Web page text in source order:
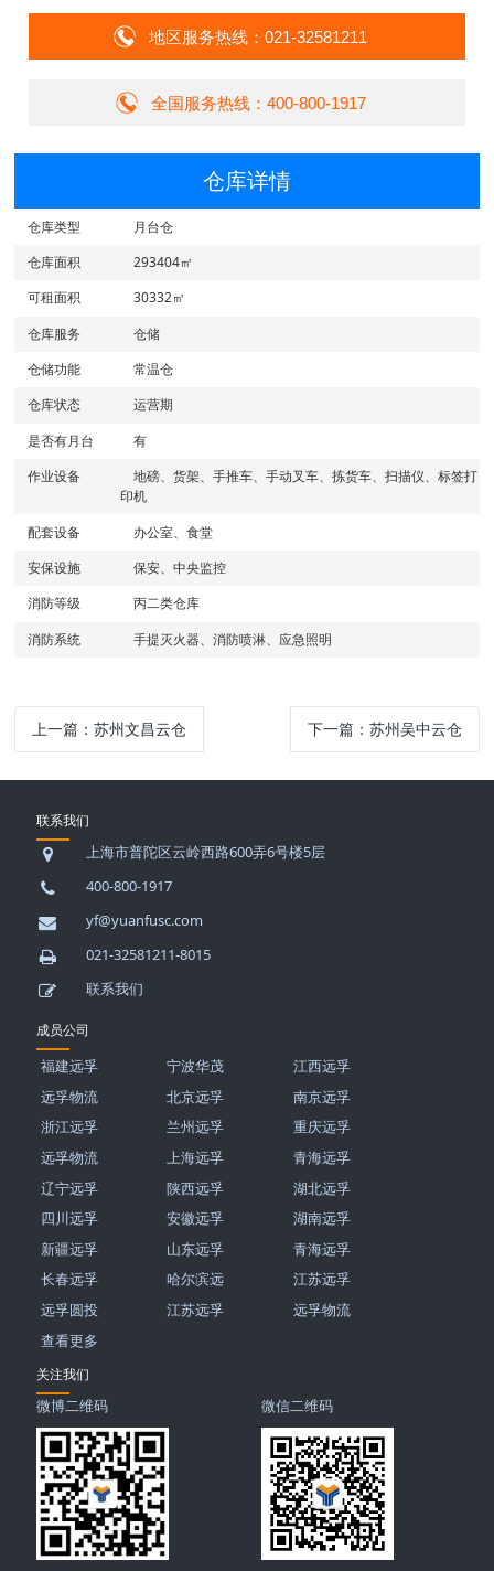
地区服务热线：021-32581211
全国服务热线：400-800-1917
仓库详情
仓库类型
月台仓
仓库面积
293404㎡
可租面积
30332㎡
仓库服务
仓储
仓储功能
常温仓
仓库状态
运营期
是否有月台
有
作业设备
地磅、货架、手推车、手动叉车、拣货车、扫描仪、标签打
印机
配套设备
办公室、食堂
安保设施
保安、中央监控
消防等级
丙二类仓库
消防系统
手提灭火器、消防喷淋、应急照明
上一篇：苏州文昌云仓 下一篇： 苏州吴中云仓
联系我们
上海市普陀区云岭西路600弄6号楼5层
400-800-1917
yf@yuanfusc.com
021-32581211-8015
联系我们
成员公司
福建远孚 宁波华茂
江西远孚
远孚物流
北京远孚
南京远孚
浙江远孚
兰州远孚
重庆远孚
远孚物流
上海远孚
青海远孚
辽宁远孚
陕西远孚
湖北远孚
四川远孚
安徽远孚
湖南远孚
新疆远孚
山东远孚
青海远孚
长春远孚
哈尔滨远
江苏远孚
远孚圆投
江苏远孚
远孚物流
查看更多
关注我们
微博二维码 微信二维码